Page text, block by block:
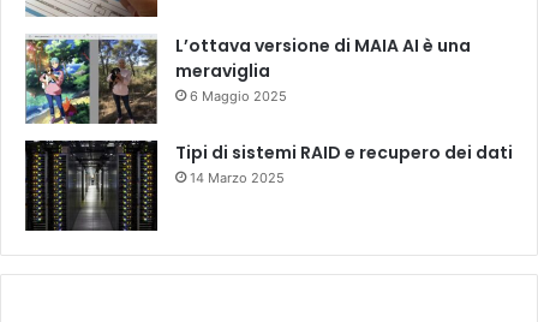
L’ottava versione di MAIA AI è una
meraviglia
6 Maggio 2025
Tipi di sistemi RAID e recupero dei dati
14 Marzo 2025